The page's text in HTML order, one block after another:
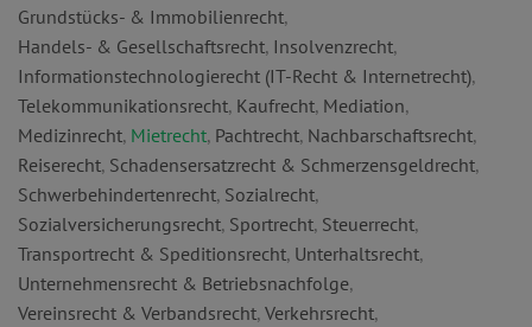
Grundstücks- & Immobilienrecht,
Handels- & Gesellschaftsrecht, Insolvenzrecht,
Informationstechnologierecht (IT-Recht & Internetrecht),
Telekommunikationsrecht, Kaufrecht, Mediation,
Medizinrecht, Mietrecht, Pachtrecht, Nachbarschaftsrecht,
Reiserecht, Schadensersatzrecht & Schmerzensgeldrecht,
Schwerbehindertenrecht, Sozialrecht,
Sozialversicherungsrecht, Sportrecht, Steuerrecht,
Transportrecht & Speditionsrecht, Unterhaltsrecht,
Unternehmensrecht & Betriebsnachfolge,
Vereinsrecht & Verbandsrecht, Verkehrsrecht,